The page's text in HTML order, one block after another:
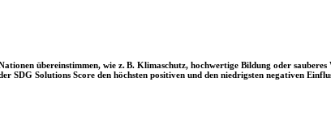
übereinstimmen, wie z. B. Klimaschutz, hochwertige Bildung oder sauberes
Solutions Score den höchsten positiven und den niedrigsten negativen